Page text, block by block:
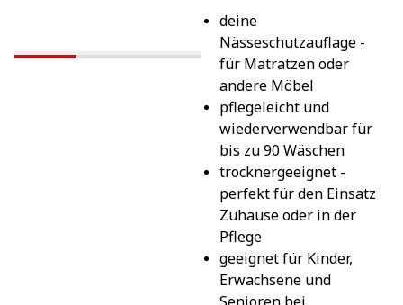
deine
Nässeschutzauflage -
für Matratzen oder
andere Möbel
pflegeleicht und
wiederverwendbar für
bis zu 90 Wäschen
trocknergeeignet -
perfekt für den Einsatz
Zuhause oder in der
Pflege
geeignet für Kinder,
Erwachsene und